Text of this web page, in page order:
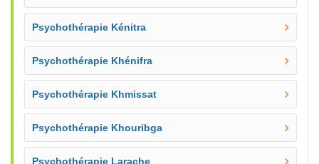
Psychothérapie Kénitra
Psychothérapie Khénifra
Psychothérapie Khmissat
Psychothérapie Khouribga
Psychothérapie Larache